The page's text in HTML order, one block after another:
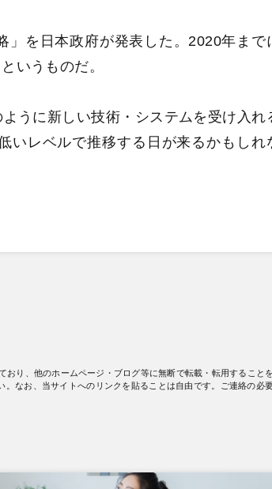
」を日本政府が発表した。2020年まで
いうものだ。
うに新しい技術・システムを受け入れ
いレベルで推移する日が来るかもしれ
り、他のホームページ・ブログ等に無断で転載・転用すること
なお、当サイトへのリンクを貼ることは自由です。ご連絡の必